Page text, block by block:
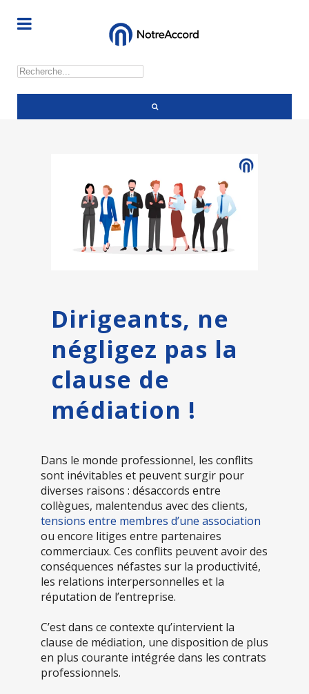
Rechercher
Dirigeants, ne
négligez pas la
clause de
médiation !
Dans le monde professionnel, les conflits
sont inévitables et peuvent surgir pour
diverses raisons : désaccords entre
collègues, malentendus avec des clients,
tensions entre membres d’une association
ou encore litiges entre partenaires
commerciaux. Ces conflits peuvent avoir des
conséquences néfastes sur la productivité,
les relations interpersonnelles et la
réputation de l’entreprise.
C’est dans ce contexte qu’intervient la
clause de médiation, une disposition de plus
en plus courante intégrée dans les contrats
professionnels.